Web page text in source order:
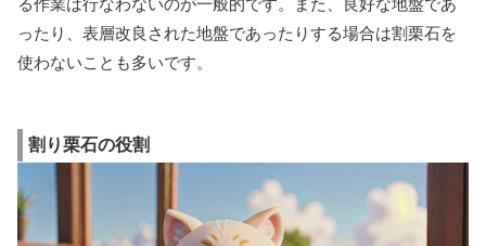
ったり、表層改良された地盤であったりする場合は割栗石を
使わないことも多いです。
割り栗石の役割